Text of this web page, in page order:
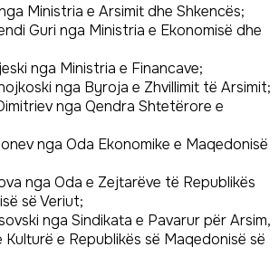
Ministria e Arsimit dhe Shkencës;
Guri nga Ministria e Ekonomisë dhe
nga Ministria e Financave;
nga Byroja e Zhvillimit të Arsimit;
nga Qendra Shtetërore e
nga Oda Ekonomike e Maqedonisë
nga Oda e Zejtarëve të Republikës
së Veriut;
nga Sindikata e Pavarur për Arsim,
Kulturë e Republikës së Maqedonisë së